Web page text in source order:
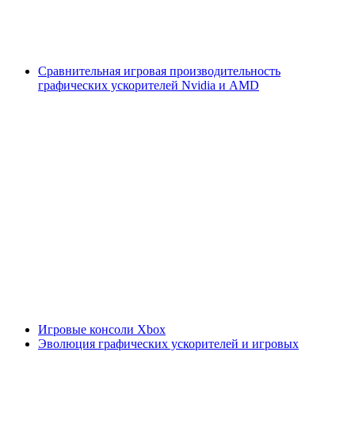
Сравнительная игровая производительность
графических ускорителей Nvidia и AMD
Игровые консоли Xbox
Эволюция графических ускорителей и игровых